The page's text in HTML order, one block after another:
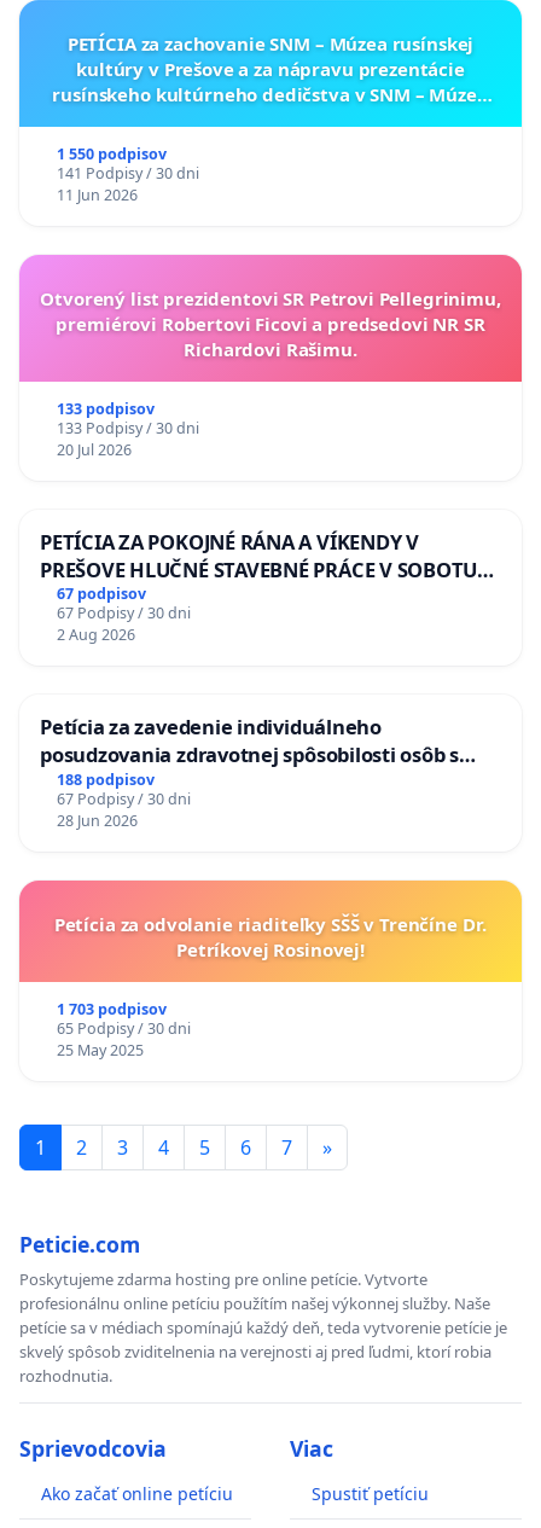
PETÍCIA za zachovanie SNM – Múzea rusínskej
kultúry v Prešove a za nápravu prezentácie
rusínskeho kultúrneho dedičstva v SNM – Múzeu
1 550 podpisov
141 Podpisy / 30 dni
11 Jun 2026
Otvorený list prezidentovi SR Petrovi Pellegrinimu,
premiérovi Robertovi Ficovi a predsedovi NR SR
Richardovi Rašimu.
133 podpisov
133 Podpisy / 30 dni
20 Jul 2026
PETÍCIA ZA POKOJNÉ RÁNA A VÍKENDY V
PREŠOVE HLUČNÉ STAVEBNÉ PRÁCE V SOBOTU
LEN OD 9.00 DO 13.00 HOD., CEZ PRACOVNÝ
TÝŽDEŇ CIEĽ 8.00 – 18.00 HOD. A PRAVIDELNÁ
KONTROLA STAVBY C-AREA NA
67 podpisov
67 Podpisy / 30 dni
2 Aug 2026
Petícia za zavedenie individuálneho
posudzovania zdravotnej spôsobilosti osôb s
diabetom 1. a 2. typu pri prijímaní do
Policajného zboru SR
188 podpisov
67 Podpisy / 30 dni
28 Jun 2026
Petícia za odvolanie riaditeľky SŠŠ v Trenčíne Dr.
Petríkovej Rosinovej!
1 703 podpisov
65 Podpisy / 30 dni
25 May 2025
1 2 3 4 5 6 7 »
Peticie.com
Poskytujeme zdarma hosting pre online petície. Vytvorte
profesionálnu online petíciu použítím našej výkonnej služby. Naše
petície sa v médiach spomínajú každý deň, teda vytvorenie petície je
skvelý spôsob zviditelnenia na verejnosti aj pred ľudmi, ktorí robia
rozhodnutia.
Sprievodcovia
Ako začať online petíciu
Viac
Spustiť petíciu